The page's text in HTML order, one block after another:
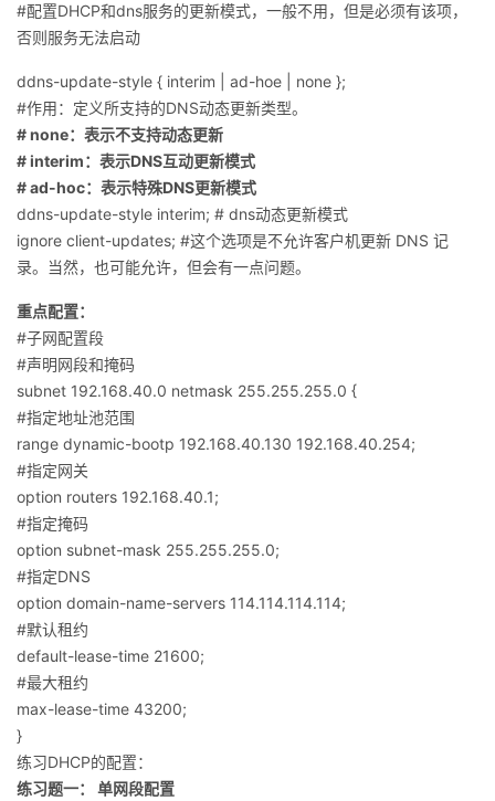
#配置DHCP和dns服务的更新模式，一般不用，但是必须有该项，
否则服务无法启动
ddns-update-style { interim | ad-hoe | none };
#作用：定义所支持的DNS动态更新类型。
# none：表示不支持动态更新
# interim：表示DNS互动更新模式
# ad-hoc：表示特殊DNS更新模式
ddns-update-style interim; # dns动态更新模式
ignore client-updates; #这个选项是不允许客户机更新 DNS 记
录。当然，也可能允许，但会有一点问题。
重点配置：
#子网配置段
#声明网段和掩码
subnet 192.168.40.0 netmask 255.255.255.0 {
#指定地址池范围
range dynamic-bootp 192.168.40.130 192.168.40.254;
#指定网关
option routers 192.168.40.1;
#指定掩码
option subnet-mask 255.255.255.0;
#指定DNS
option domain-name-servers 114.114.114.114;
#默认租约
default-lease-time 21600;
#最大租约
max-lease-time 43200;
}
练习DHCP的配置：
练习题一： 单网段配置